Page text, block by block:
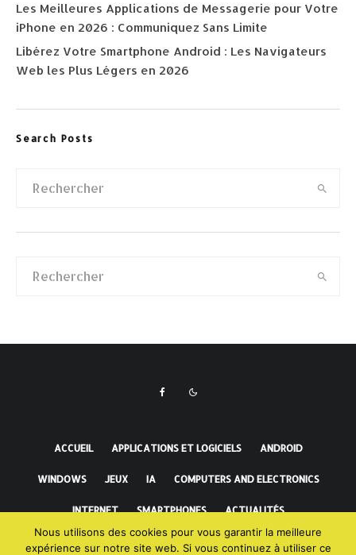
Les Meilleures Applications de Messagerie pour Votre
iPhone en 2026 : Communiquez Sans Limite
Libérez Votre Smartphone Android : Les Navigateurs
Web les Plus Légers en 2026
Search Posts
ACCUEIL APPLICATIONS ET LOGICIELS ANDROID
WINDOWS JEUX IA COMPUTERS AND ELECTRONICS
INTERNET SMARTPHONES ACTUALITÉS
FAITS INCROYABLES
Nous utilisons des cookies pour vous garantir la meilleure
expérience sur notre site web. Si vous continuez à utiliser ce